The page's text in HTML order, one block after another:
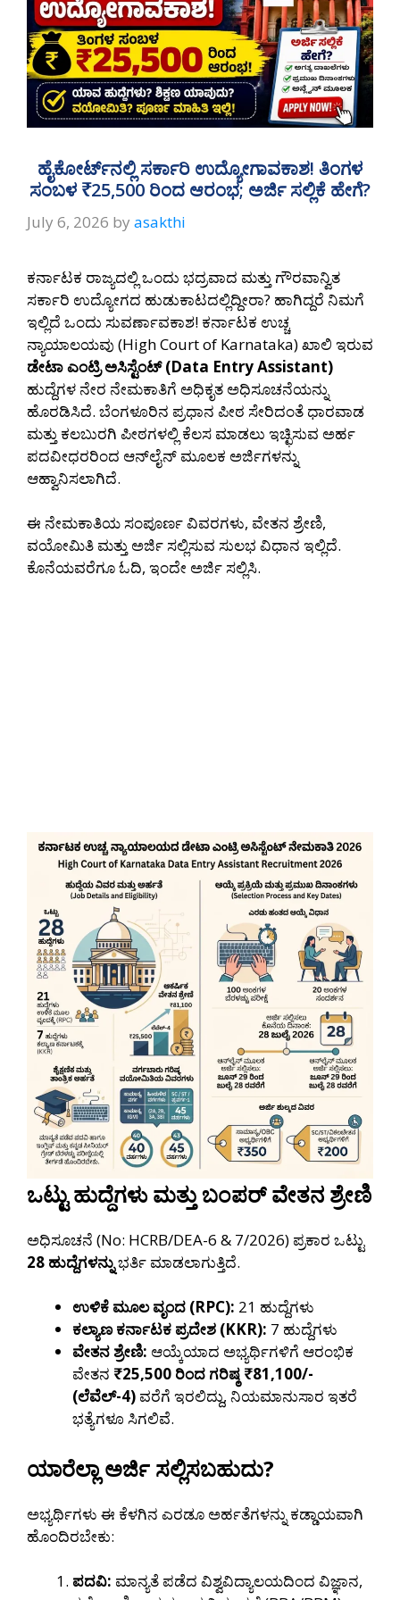
ಹೈಕೋರ್ಟ್‌ನಲ್ಲಿ ಸರ್ಕಾರಿ ಉದ್ಯೋಗಾವಕಾಶ! ತಿಂಗಳ
ಸಂಬಳ ₹25,500 ರಿಂದ ಆರಂಭ; ಅರ್ಜಿ ಸಲ್ಲಿಕೆ ಹೇಗೆ?
July 6, 2026 by asakthi
ಕರ್ನಾಟಕ ರಾಜ್ಯದಲ್ಲಿ ಒಂದು ಭದ್ರವಾದ ಮತ್ತು ಗೌರವಾನ್ವಿತ
ಸರ್ಕಾರಿ ಉದ್ಯೋಗದ ಹುಡುಕಾಟದಲ್ಲಿದ್ದೀರಾ? ಹಾಗಿದ್ದರೆ ನಿಮಗೆ
ಇಲ್ಲಿದೆ ಒಂದು ಸುವರ್ಣಾವಕಾಶ! ಕರ್ನಾಟಕ ಉಚ್ಚ
ನ್ಯಾಯಾಲಯವು (High Court of Karnataka) ಖಾಲಿ ಇರುವ
ಡೇಟಾ ಎಂಟ್ರಿ ಅಸಿಸ್ಟೆಂಟ್ (Data Entry Assistant)
ಹುದ್ದೆಗಳ ನೇರ ನೇಮಕಾತಿಗೆ ಅಧಿಕೃತ ಅಧಿಸೂಚನೆಯನ್ನು
ಹೊರಡಿಸಿದೆ. ಬೆಂಗಳೂರಿನ ಪ್ರಧಾನ ಪೀಠ ಸೇರಿದಂತೆ ಧಾರವಾಡ
ಮತ್ತು ಕಲಬುರಗಿ ಪೀಠಗಳಲ್ಲಿ ಕೆಲಸ ಮಾಡಲು ಇಚ್ಛಿಸುವ ಅರ್ಹ
ಪದವೀಧರರಿಂದ ಆನ್‌ಲೈನ್ ಮೂಲಕ ಅರ್ಜಿಗಳನ್ನು
ಆಹ್ವಾನಿಸಲಾಗಿದೆ.
ಈ ನೇಮಕಾತಿಯ ಸಂಪೂರ್ಣ ವಿವರಗಳು, ವೇತನ ಶ್ರೇಣಿ,
ವಯೋಮಿತಿ ಮತ್ತು ಅರ್ಜಿ ಸಲ್ಲಿಸುವ ಸುಲಭ ವಿಧಾನ ಇಲ್ಲಿದೆ.
ಕೊನೆಯವರೆಗೂ ಓದಿ, ಇಂದೇ ಅರ್ಜಿ ಸಲ್ಲಿಸಿ.
ಒಟ್ಟು ಹುದ್ದೆಗಳು ಮತ್ತು ಬಂಪರ್ ವೇತನ ಶ್ರೇಣಿ
ಅಧಿಸೂಚನೆ (No: HCRB/DEA-6 & 7/2026) ಪ್ರಕಾರ ಒಟ್ಟು
28 ಹುದ್ದೆಗಳನ್ನುಭರ್ತಿ ಮಾಡಲಾಗುತ್ತಿದೆ.
ಉಳಿಕೆ ಮೂಲ ವೃಂದ (RPC): 21 ಹುದ್ದೆಗಳು
ಕಲ್ಯಾಣ ಕರ್ನಾಟಕ ಪ್ರದೇಶ (KKR): 7 ಹುದ್ದೆಗಳು
ವೇತನ ಶ್ರೇಣಿ: ಆಯ್ಕೆಯಾದ ಅಭ್ಯರ್ಥಿಗಳಿಗೆ ಆರಂಭಿಕ
ವೇತನ ₹25,500 ರಿಂದ ಗರಿಷ್ಠ ₹81,100/-
(ಲೆವೆಲ್-4) ವರೆಗೆ ಇರಲಿದ್ದು, ನಿಯಮಾನುಸಾರ ಇತರೆ
ಭತ್ಯೆಗಳೂ ಸಿಗಲಿವೆ.
ಯಾರೆಲ್ಲಾ ಅರ್ಜಿ ಸಲ್ಲಿಸಬಹುದು?
ಅಭ್ಯರ್ಥಿಗಳು ಈ ಕೆಳಗಿನ ಎರಡೂ ಅರ್ಹತೆಗಳನ್ನು ಕಡ್ಡಾಯವಾಗಿ
ಹೊಂದಿರಬೇಕು:
ಪದವಿ: ಮಾನ್ಯತೆ ಪಡೆದ ವಿಶ್ವವಿದ್ಯಾಲಯದಿಂದ ವಿಜ್ಞಾನ,